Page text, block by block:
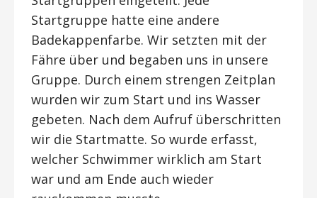
Startgruppe hatte eine andere
Badekappenfarbe. Wir setzten mit der
Fähre über und begaben uns in unsere
Gruppe. Durch einem strengen Zeitplan
wurden wir zum Start und ins Wasser
gebeten. Nach dem Aufruf überschritten
wir die Startmatte. So wurde erfasst,
welcher Schwimmer wirklich am Start
war und am Ende auch wieder